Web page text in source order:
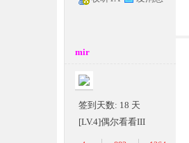
奇
mir
签到天数: 18 天
[LV.4]偶尔看看III